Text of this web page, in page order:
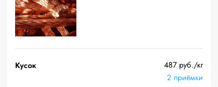
Кусок
487 руб./кг
2 приёмки